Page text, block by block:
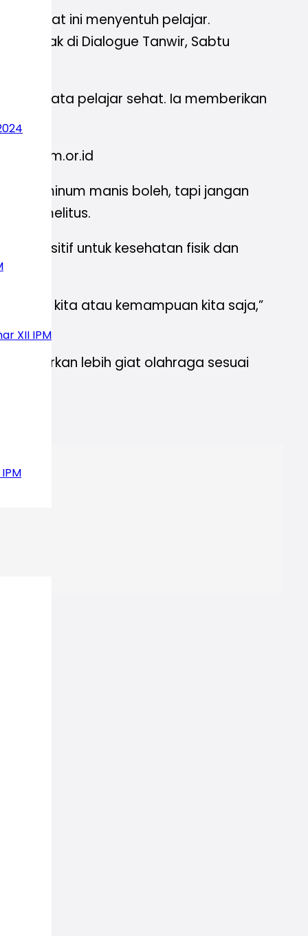
XII IPM
saat ini menyentuh pelajar.
Anak di Dialogue Tanwir, Sabtu
nyata pelajar sehat. Ia memberikan
ke ipm.or.id
minum manis boleh, tapi jangan
melitus.
positif untuk kesehatan fisik dan
kita atau kemampuan kita saja,”
lebih giat olahraga sesuai